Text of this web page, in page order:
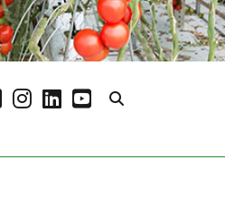
facebook
instagram
linkedin
youtube